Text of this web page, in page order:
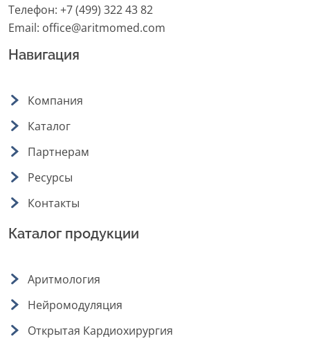
Телефон: +7 (499) 322 43 82
Email: office@aritmomed.com
Навигация
Компания
Каталог
Партнерам
Ресурсы
Контакты
Каталог продукции
Аритмология
Нейромодуляция
Открытая Кардиохирургия